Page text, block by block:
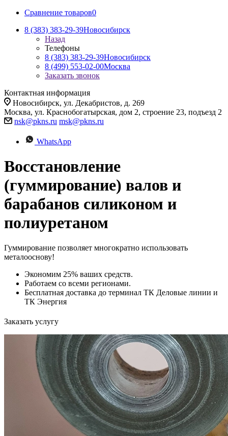
Сравнение товаров0
8 (383) 383-29-39Новосибирск
Назад
Телефоны
8 (383) 383-29-39Новосибирск
8 (499) 553-02-00Москва
Заказать звонок
Контактная информация
Новосибирск, ул. Декабристов, д. 269
Москва, ул. Краснобогатырская, дом 2, строение 23, подъезд 2
nsk@pkns.ru msk@pkns.ru
WhatsApp
Восстановление
(гуммирование) валов и
барабанов силиконом и
полиуретаном
Гуммирование позволяет многократно использовать
металооснову!
Экономим 25% ваших средств.
Работаем со всеми регионами.
Бесплатная доставка до терминал ТК Деловые линии и
ТК Энергия
Заказать услугу